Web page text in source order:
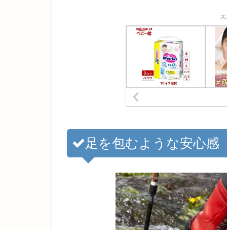
足を包むような安心感